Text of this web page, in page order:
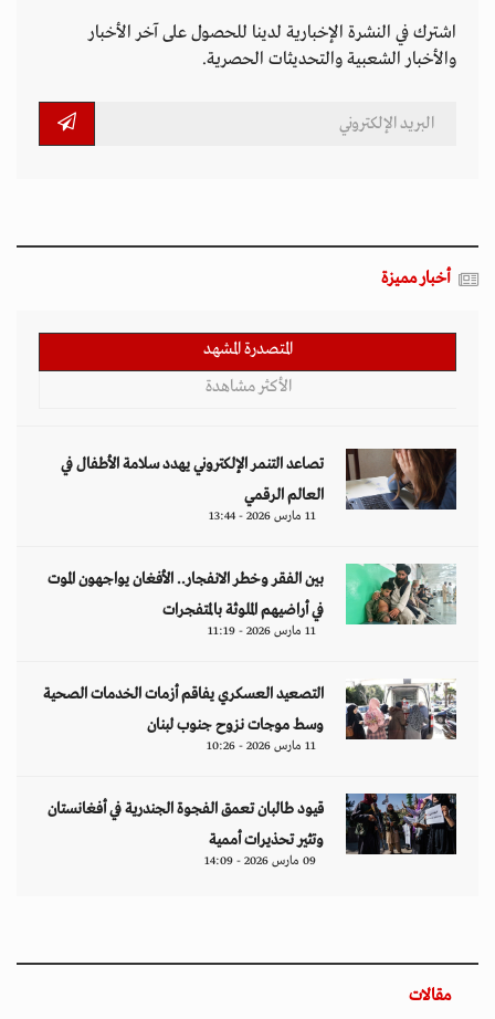
اشترك في النشرة الإخبارية لدينا للحصول على آخر الأخبار
والأخبار الشعبية والتحديثات الحصرية.
أخبار مميزة
المتصدرة المشهد
الأكثر مشاهدة
تصاعد التنمر الإلكتروني يهدد سلامة الأطفال في
العالم الرقمي
11 مارس 2026 - 13:44
بين الفقر وخطر الانفجار.. الأفغان يواجهون الموت
في أراضيهم الملوثة بالمتفجرات
11 مارس 2026 - 11:19
التصعيد العسكري يفاقم أزمات الخدمات الصحية
وسط موجات نزوح جنوب لبنان
11 مارس 2026 - 10:26
قيود طالبان تعمق الفجوة الجندرية في أفغانستان
وتثير تحذيرات أممية
09 مارس 2026 - 14:09
مقالات